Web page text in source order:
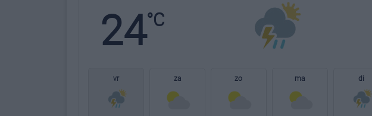
24°C
vr za zo ma di